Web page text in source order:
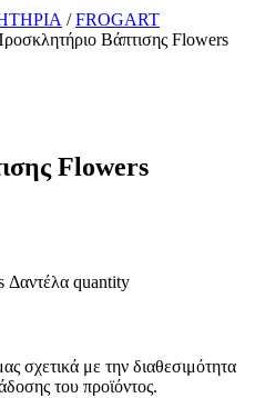
/FROGART
Βάπτισης Flowers
Flowers
Δαντέλα quantity
σχετικά με την διαθεσιμότητα
του προϊόντος.